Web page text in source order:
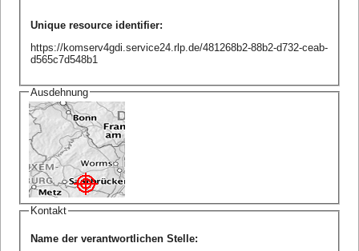
Unique resource identifier:
https://komserv4gdi.service24.rlp.de/481268b2-88b2-d732-ceab-
d565c7d548b1
Ausdehnung
Kontakt
Name der verantwortlichen Stelle: